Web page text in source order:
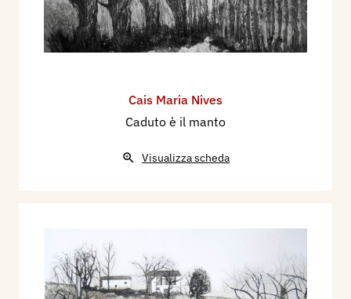
Cais Maria Nives
Caduto è il manto
Visualizza scheda